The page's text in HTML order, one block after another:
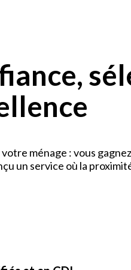
ménage : vous
un service où la